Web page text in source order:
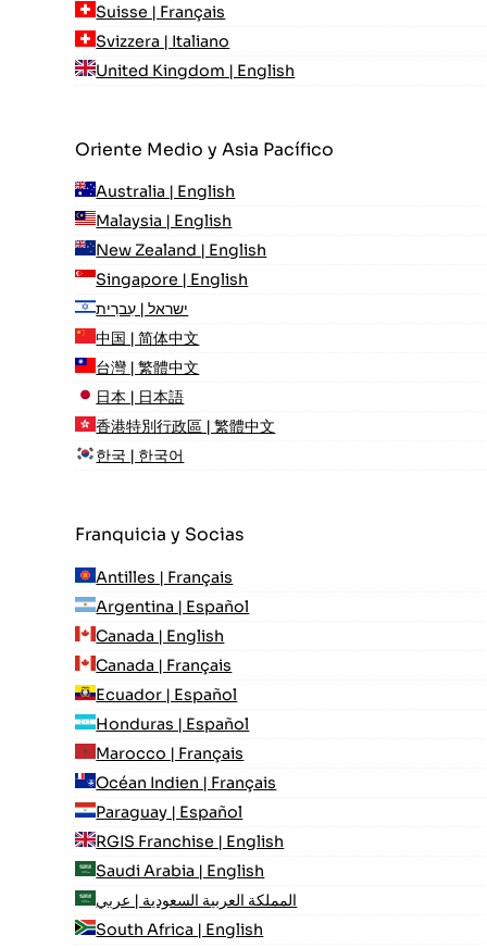
Suisse | Français
Svizzera | Italiano
United Kingdom | English
Oriente Medio y Asia Pacífico
Australia | English
Malaysia | English
New Zealand | English
Singapore | English
ישראל | עִברִית
中国 | 简体中文
台灣 | 繁體中文
日本 | 日本語
香港特別行政區 | 繁體中文
한국 | 한국어
Franquicia y Socias
Antilles | Français
Argentina | Español
Canada | English
Canada | Français
Ecuador | Español
Honduras | Español
Marocco | Français
Océan Indien | Français
Paraguay | Español
RGIS Franchise | English
Saudi Arabia | English
المملكة العربية السعودية | عربي
South Africa | English